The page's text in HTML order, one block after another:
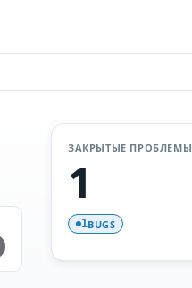
ЗАКРЫТЫЕ ПРОБЛЕМЫ
1
1BUGS